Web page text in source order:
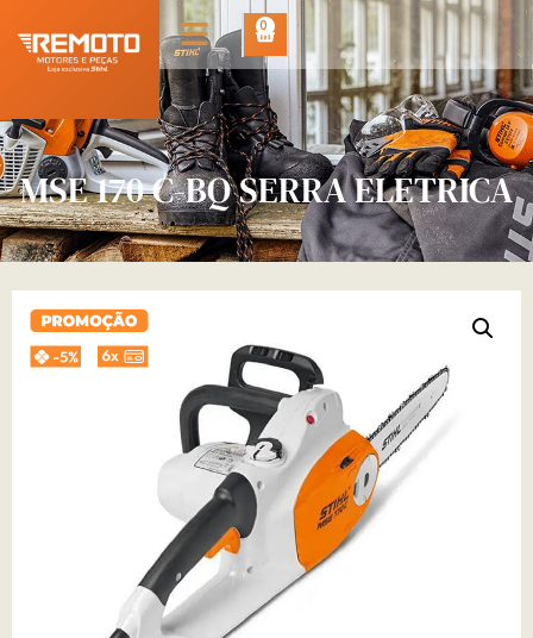
0
MSE 170 C-BQ SERRA ELETRICA